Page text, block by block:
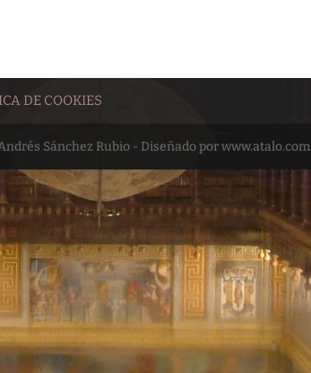
DE COOKIES
Sánchez Rubio - Diseñado por www.atalo.com